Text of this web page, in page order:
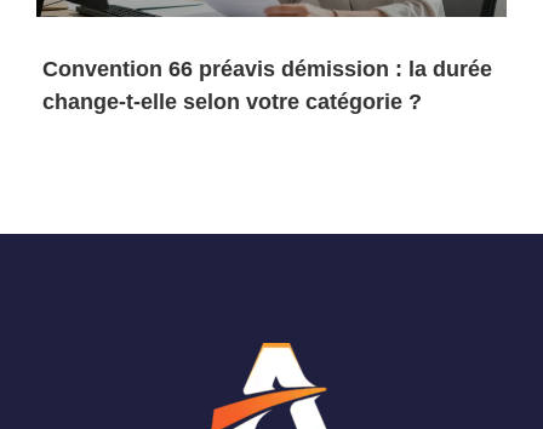
Convention 66 préavis démission : la durée
change-t-elle selon votre catégorie ?